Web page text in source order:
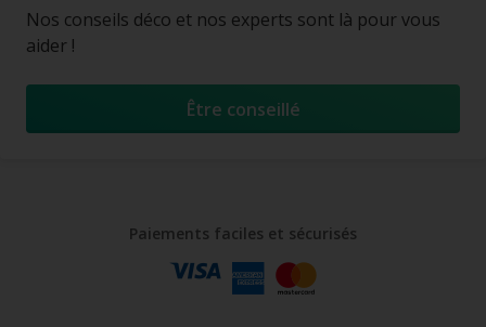
Nos conseils déco et nos experts sont là pour vous
aider !
Être conseillé
Paiements faciles et sécurisés